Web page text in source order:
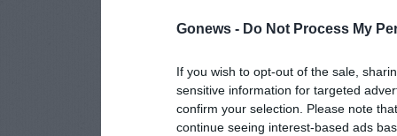
Gonews - Do Not Process My
If you wish to opt-out of the sale,
sensitive information for targeted
confirm your selection. Please note
continue seeing interest-based ads